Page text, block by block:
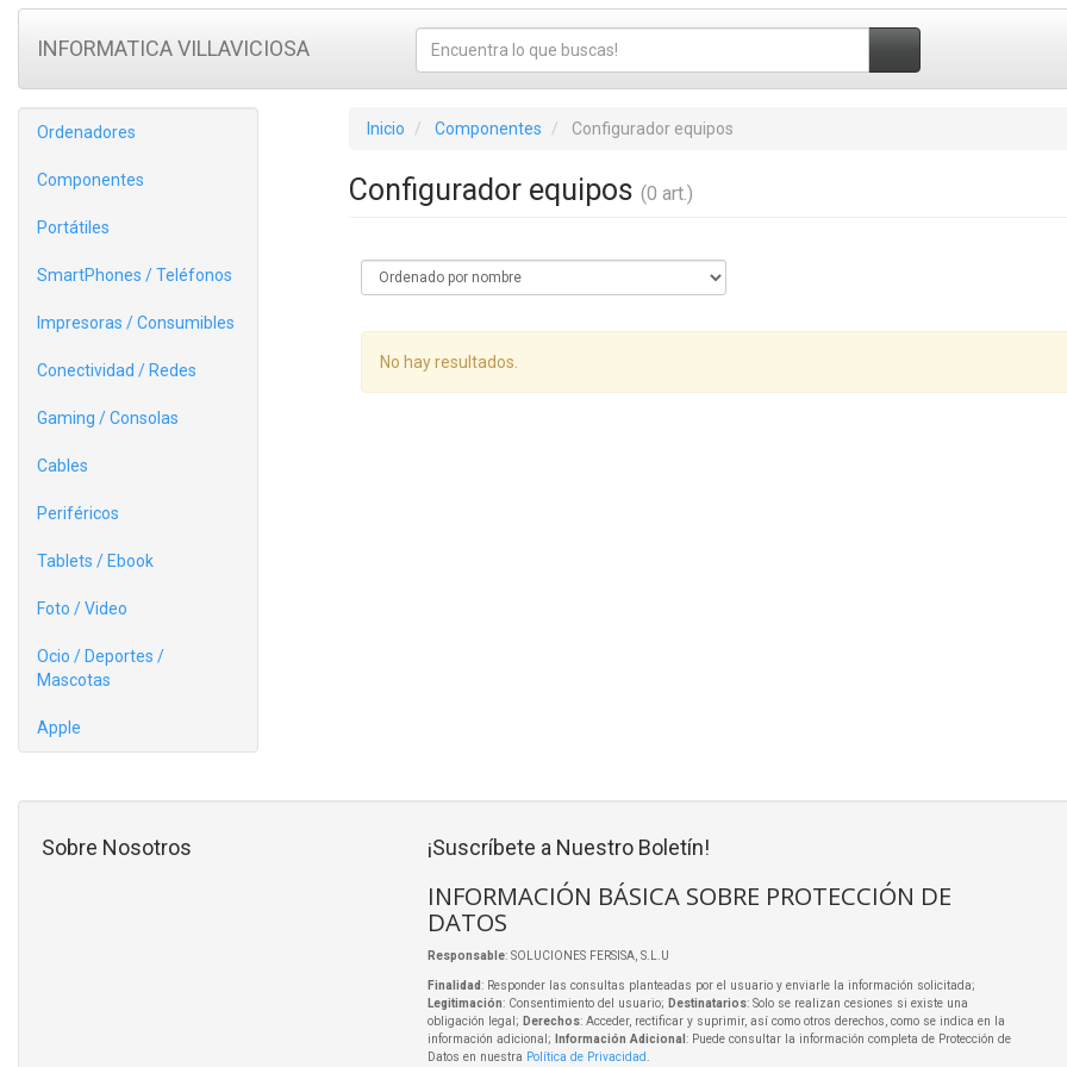
INFORMATICA VILLAVICIOSA
Ordenadores
Componentes
Portátiles
SmartPhones / Teléfonos
Impresoras / Consumibles
Conectividad / Redes
Gaming / Consolas
Cables
Periféricos
Tablets / Ebook
Foto / Video
Ocio / Deportes /
Mascotas
Apple
Inicio Componentes Configurador equipos
Configurador equipos (0 art.)
No hay resultados.
Sobre Nosotros ¡Suscríbete a Nuestro Boletín!
INFORMACIÓN BÁSICA SOBRE PROTECCIÓN DE
DATOS
Responsable: SOLUCIONES FERSISA, S.L.U
Finalidad: Responder las consultas planteadas por el usuario y enviarle la información solicitada;
Legitimación: Consentimiento del usuario; Destinatarios: Solo se realizan cesiones si existe una
obligación legal; Derechos: Acceder, rectificar y suprimir, así como otros derechos, como se indica en la
información adicional;
Información Adicional : Puede consultar la información completa de Protección de
Datos en nuestra Política de Privacidad